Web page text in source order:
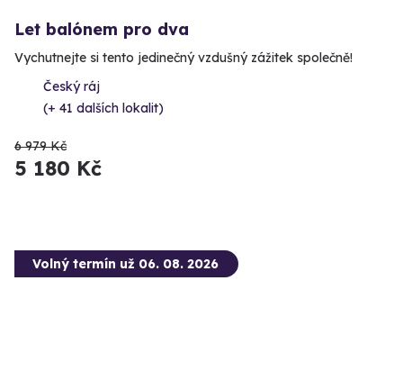
Let balónem pro dva
Vychutnejte si tento jedinečný vzdušný zážitek společně!
Český ráj
(+ 41 dalších lokalit)
6 979 Kč
5 180 Kč
Volný termín už 06. 08. 2026